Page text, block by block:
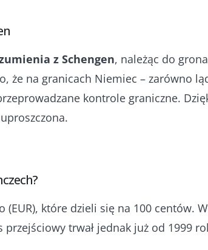
z Schengen, należąc do
że na granicach Niemiec – zarówno
kontrole graniczne.
które dzieli się na 100 centów.
przejściowy trwał jednak już od 1999